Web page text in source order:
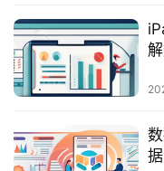
最
新
动